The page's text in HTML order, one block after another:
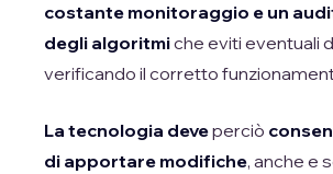
costante monitoraggio e un
degli algoritmiche eviti eventuali
verificando il corretto
La tecnologia deveperciò
di apportare modifiche, anche e